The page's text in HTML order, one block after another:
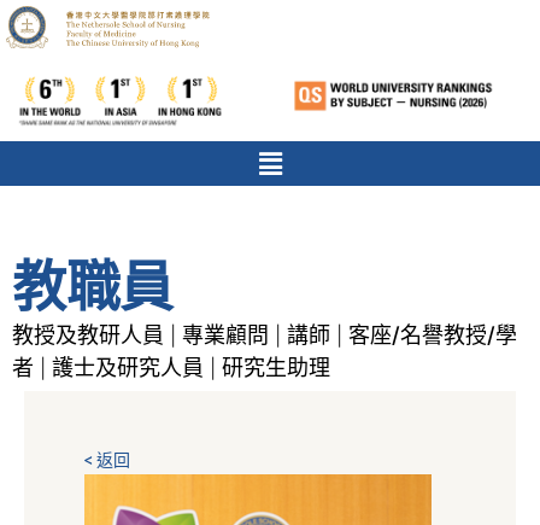
教職員
教授及教研人員 專業顧問 講師
客座/名譽教授/學
者
護士及研究人員 研究生助理
< 返回